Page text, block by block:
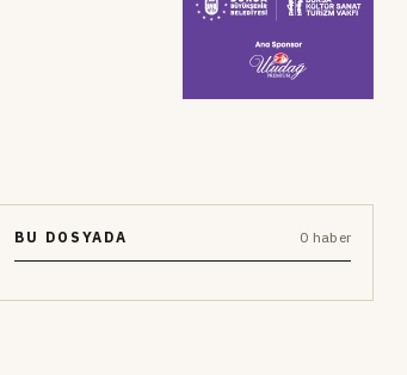
BU DOSYADA 0 haber